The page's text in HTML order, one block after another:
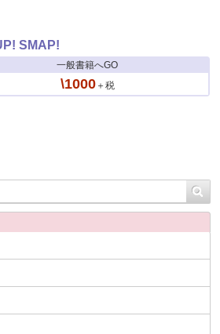
SMAP!
一般書籍へGO
\1000＋税